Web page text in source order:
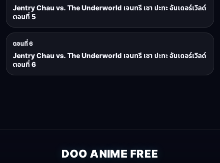
Jentry Chau vs. The Underworld เจนทรี เชา ปะทะ อันเดอร์เวิลด์
ตอนที่ 5
ตอนที่ 6
Jentry Chau vs. The Underworld เจนทรี เชา ปะทะ อันเดอร์เวิลด์
ตอนที่ 6
DOO ANIME FREE